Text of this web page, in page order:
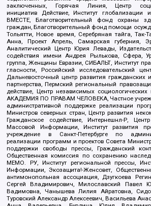
заключенных, Горячая Линия, Центр
инициатив Действие, Институт глобализации
ВМЕСТЕ, Благотворительный фонд охраны
граждан, Благотворительный фонд помощи
Тольятти, Новое время, Серебряная тайга, Так-
Анна, Проект Апрель, Самарская губерния,
Аналитический Центр Юрия Левады,
содействия имени Андрея Рылькова, Сфера,
группа, Женщины Евразии, СИБАЛЬТ, Институт
гласности, Российский исследовательский
Дальневосточный центр развития гражданских
партнерства, Пермский региональный
действие, Центр независимых социологических
АКАДЕМИЯ ПО ПРАВАМ ЧЕЛОВЕКА, Частное
административной поддержке реализации
Министров северных стран, Центр развития
Гражданское содействие, Интернешнл-Р,
Массовой Информации, Институт развития
учреждение в Санкт-Петербурге по
реализации программ и проектов Совета
поддержки свободы прессы, Гражданский
Общественная комиссия по сохранению
МЕМО. РУ, Институт региональной прессы,
Информации, Экозащита!-Женсовет,
антимонопольная ассоциация, Дзугкоева
Сергей Владимирович, Милославский Павел
Вадимовна, Чанышева Лилия Айратовна,
Туровский Александр Алексеевич, Васильева